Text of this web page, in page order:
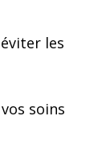
les
soins